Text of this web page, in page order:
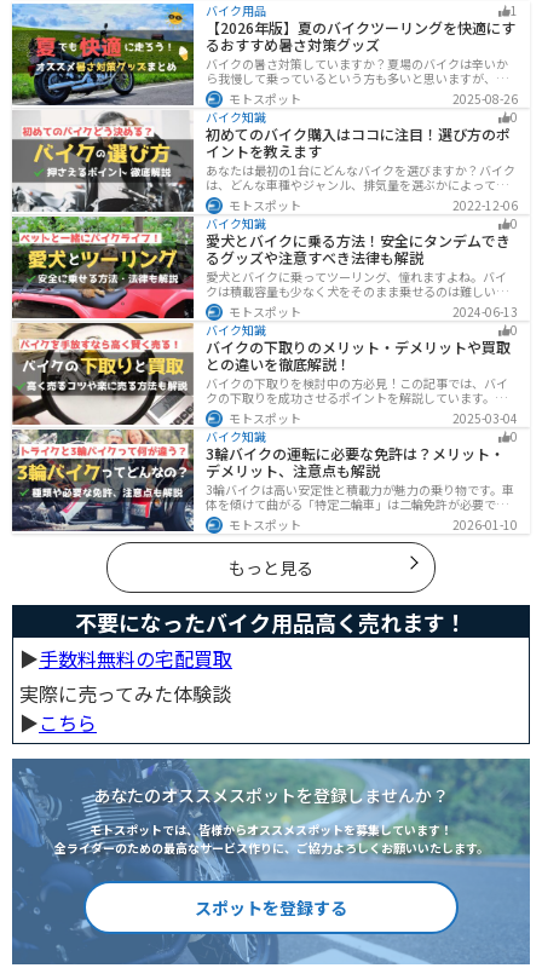
バイク用品 1
【2026年版】夏のバイクツーリングを快適にす
るおすすめ暑さ対策グッズ
バイクの暑さ対策していますか？夏場のバイクは辛いか
ら我慢して乗っているという方も多いと思いますが、し
っかりと暑さ対策をすれば夏場でも快適にバイクに乗る
ことができます！この記事では、夏場のバイク暑さ対策
の基本と暑さ対策グッズを紹介します！
モトスポット
2025-08-26
バイク知識
0
初めてのバイク購入はココに注目！選び方のポ
イントを教えます
あなたは最初の1台にどんなバイクを選びますか？バイク
は、どんな車種やジャンル、排気量を選ぶかによって今
後の楽しみ方が大きく変わるものなので、初めての愛車
選びはとても重要です。この記事ではそんなバイク選び
のオススメポイントをお伝えします。
モトスポット
2022-12-06
バイク知識
0
愛犬とバイクに乗る方法！安全にタンデムでき
るグッズや注意すべき法律も解説
愛犬とバイクに乗ってツーリング、憧れますよね。バイ
クは積載容量も少なく犬をそのまま乗せるのは難しいで
すが、専用アイテムを使えば実現できます。この記事で
は、安全に楽しむために必要な知識やグッズをまとめま
した。しっかりと準備して愛犬とバイクライフを満喫し
ましょう！
モトスポット
2024-06-13
バイク知識
0
バイクの下取りのメリット・デメリットや買取
との違いを徹底解説！
バイクの下取りを検討中の方必見！この記事では、バイ
クの下取りを成功させるポイントを解説しています。実
は、下取りは現金化の手間を省き、乗り換え当日までバ
イクに乗れる一方で、査定額が低くなる場合も多いため
注意が必要です。この記事を読めば、よい条件で下取り
を進めるコツがわかります。
モトスポット
2025-03-04
バイク知識
0
3輪バイクの運転に必要な免許は？メリット・
デメリット、注意点も解説
3輪バイクは高い安定性と積載力が魅力の乗り物です。車
体を傾けて曲がる「特定二輪車」は二輪免許が必要です
が、自立する「トライク」は普通自動車免許で運転で
き、ヘルメット着用も任意です。維持費はバイク並みです
が、運転特性や駐車ルールは車種により異なるため、事
前の確認が大切です。
モトスポット 2026-01-10
もっと見る
不要になったバイク用品高く売れます！
▶︎手数料無料の宅配買取
実際に売ってみた体験談
▶︎こちら
あなたのオススメスポットを登録しませんか？
モトスポットでは、皆様からオススメスポットを募集しています！
全ライダーのための最高なサービス作りに、ご協力よろしくお願いいたします。
スポットを登録する